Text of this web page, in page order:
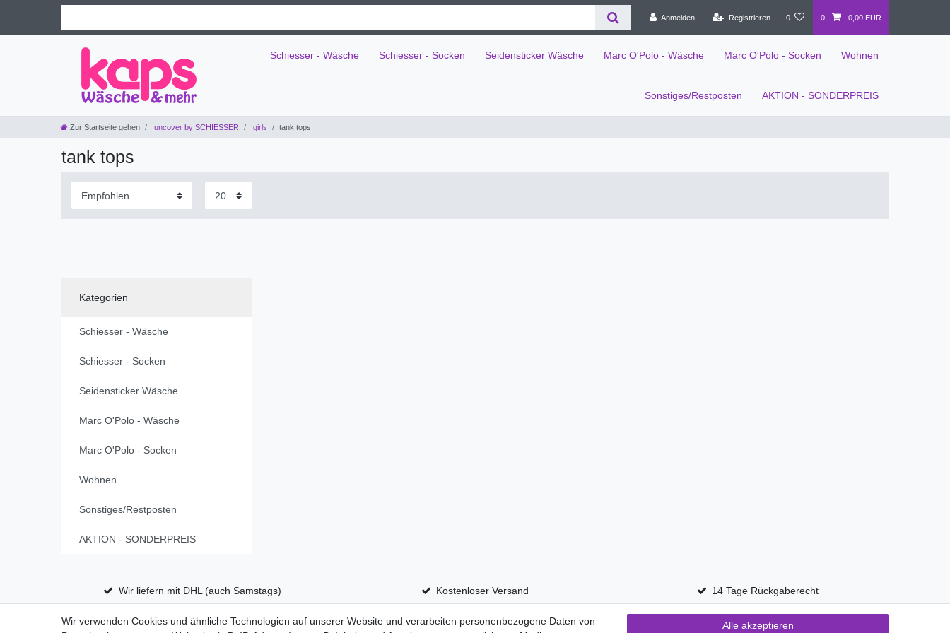
Anmelden Registrieren 0 0 0,00 EUR
Schiesser - Wäsche Schiesser - Socken Seidensticker Wäsche Marc O'Polo - Wäsche Marc O'Polo - Socken Wohnen
Sonstiges/Restposten AKTION - SONDERPREIS
Zur Startseite gehen uncover by SCHIESSER girls tank tops
tank tops
Kategorien
Schiesser - Wäsche
Schiesser - Socken
Seidensticker Wäsche
Marc O'Polo - Wäsche
Marc O'Polo - Socken
Wohnen
Sonstiges/Restposten
AKTION - SONDERPREIS
Wir liefern mit DHL (auch Samstags) Kostenloser Versand 14 Tage Rückgaberecht
Wir verwenden Cookies und ähnliche Technologien auf unserer Website und verarbeiten personenbezogene Daten von
Alle akzeptieren